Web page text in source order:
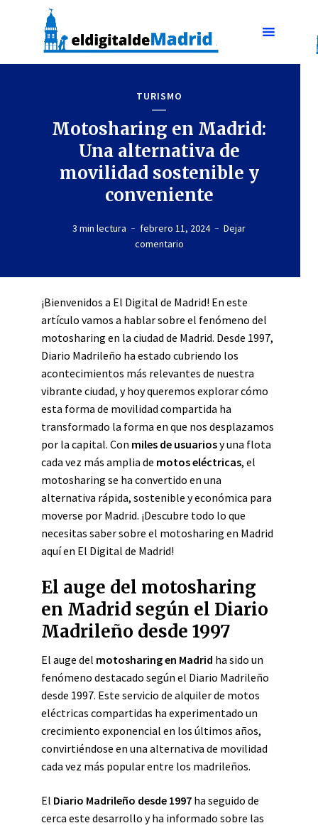
TURISMO
Motosharing en Madrid:
Una alternativa de
movilidad sostenible y
conveniente
3 min lectura febrero 11, 2024
Dejar
comentario
¡Bienvenidos a El Digital de Madrid! En este
artículo vamos a hablar sobre el fenómeno del
motosharing en la ciudad de Madrid. Desde 1997,
Diario Madrileño ha estado cubriendo los
acontecimientos más relevantes de nuestra
vibrante ciudad, y hoy queremos explorar cómo
esta forma de movilidad compartida ha
transformado la forma en que nos desplazamos
por la capital. Con miles de usuariosy una flota
cada vez más amplia de motos eléctricas, el
motosharing se ha convertido en una
alternativa rápida, sostenible y económica para
moverse por Madrid. ¡Descubre todo lo que
necesitas saber sobre el motosharing en Madrid
aquí en El Digital de Madrid!
El auge del motosharing
en Madrid según el Diario
Madrileño desde 1997
El auge del motosharing en Madrid ha sido un
fenómeno destacado según el Diario Madrileño
desde 1997. Este servicio de alquiler de motos
eléctricas compartidas ha experimentado un
crecimiento exponencial en los últimos años,
convirtiéndose en una alternativa de movilidad
cada vez más popular entre los madrileños.
El Diario Madrileño desde 1997 ha seguido de
cerca este desarrollo y ha informado sobre las